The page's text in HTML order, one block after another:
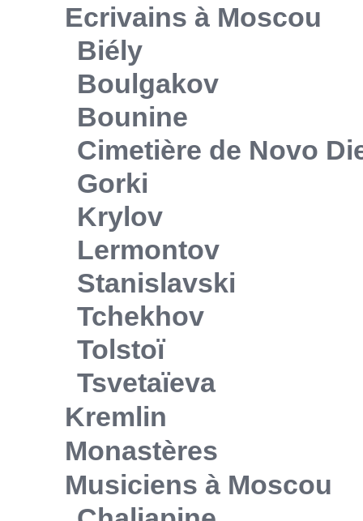
Ecrivains à Moscou
Biély
Boulgakov
Bounine
Cimetière de Novo
Gorki
Krylov
Lermontov
Stanislavski
Tchekhov
Tolstoï
Tsvetaïeva
Kremlin
Monastères
Musiciens à Moscou